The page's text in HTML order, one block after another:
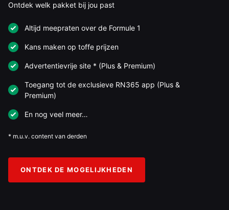
Ontdek welk pakket bij jou past
Altijd meepraten over de Formule 1
Kans maken op toffe prijzen
Advertentievrije site * (Plus & Premium)
Toegang tot de exclusieve RN365 app (Plus &
Premium)
En nog veel meer…
* m.u.v. content van derden
ONTDEK DE MOGELIJKHEDEN